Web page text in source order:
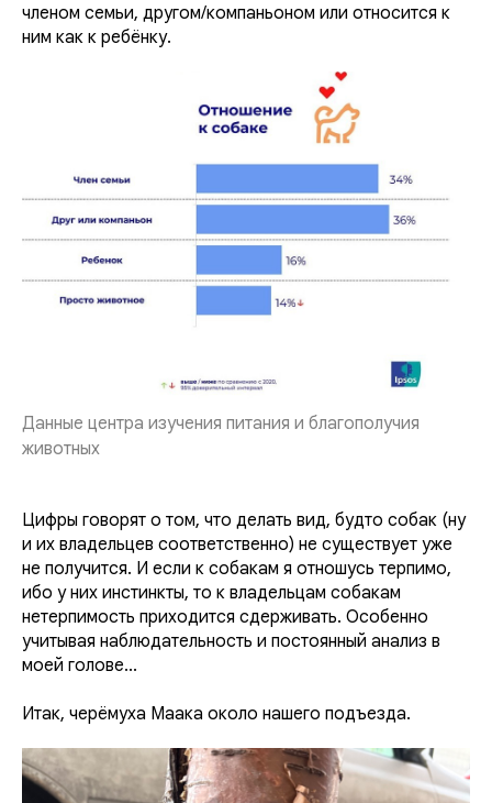
членом семьи, другом/компаньоном или относится к
ним как к ребёнку.
Данные центра изучения питания и благополучия
животных
Цифры говорят о том, что делать вид, будто собак (ну
и их владельцев соответственно) не существует уже
не получится. И если к собакам я отношусь терпимо,
ибо у них инстинкты, то к владельцам собакам
нетерпимость приходится сдерживать. Особенно
учитывая наблюдательность и постоянный анализ в
моей голове...
Итак, черёмуха Маака около нашего подъезда.